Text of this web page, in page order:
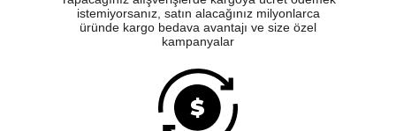
istemiyorsanız, satın alacağınız milyonlarca
üründe kargo bedava avantajı ve size özel
kampanyalar